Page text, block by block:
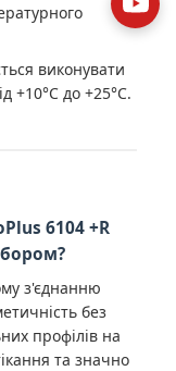
виконувати
+10°C до +25°C.
6104 +R
з'єднанню
без
профілів на
та значно